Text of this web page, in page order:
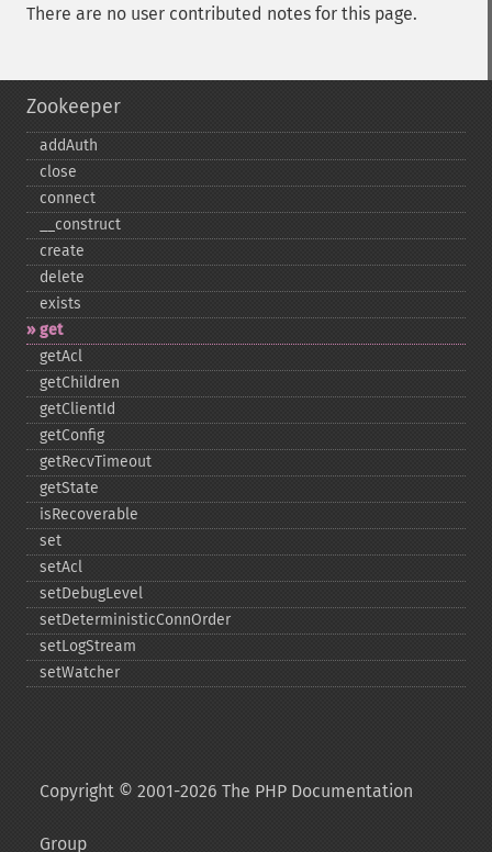
There are no user contributed notes for this page.
Zookeeper
addAuth
close
connect
_​_​construct
create
delete
exists
get
getAcl
getChildren
getClientId
getConfig
getRecvTimeout
getState
isRecoverable
set
setAcl
setDebugLevel
setDeterministicConnOrder
setLogStream
setWatcher
Copyright © 2001-2026 The PHP Documentation
Group